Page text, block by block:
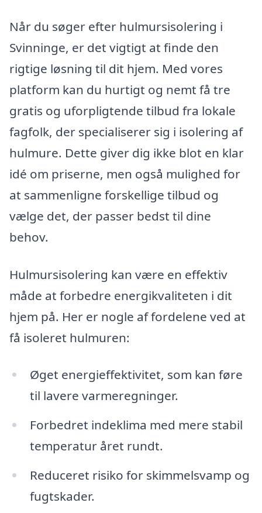
Når du søger efter hulmursisolering i
Svinninge, er det vigtigt at finde den
rigtige løsning til dit hjem. Med vores
platform kan du hurtigt og nemt få tre
gratis og uforpligtende tilbud fra lokale
fagfolk, der specialiserer sig i isolering af
hulmure. Dette giver dig ikke blot en klar
idé om priserne, men også mulighed for
at sammenligne forskellige tilbud og
vælge det, der passer bedst til dine
behov.
Hulmursisolering kan være en effektiv
måde at forbedre energikvaliteten i dit
hjem på. Her er nogle af fordelene ved at
få isoleret hulmuren:
Øget energieffektivitet, som kan føre
til lavere varmeregninger.
Forbedret indeklima med mere stabil
temperatur året rundt.
Reduceret risiko for skimmelsvamp og
fugtskader.